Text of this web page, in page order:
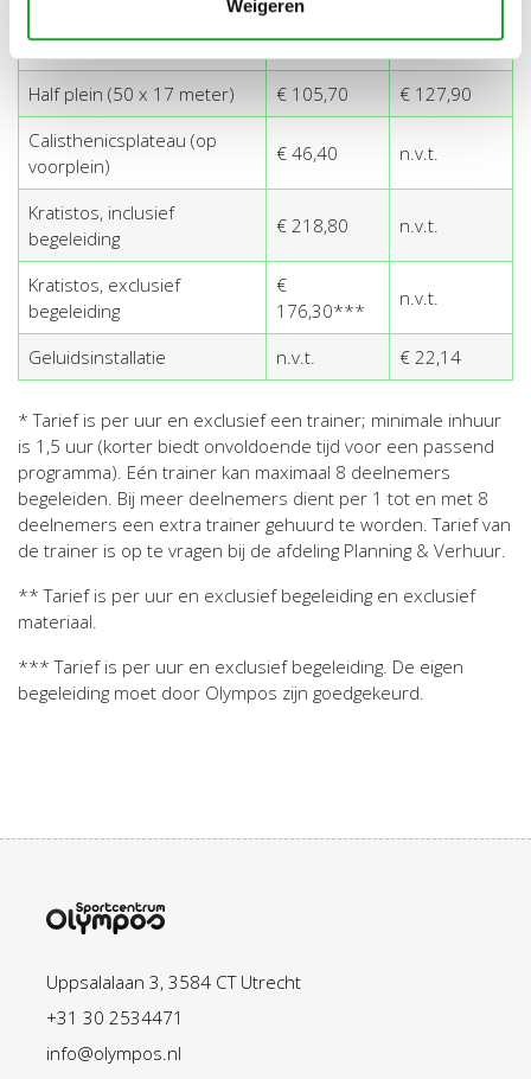
Weigeren
Kalymnos klimwand € 54,40**
n.v.t.
Half plein (50 x 17 meter)
€ 105,70
€ 127,90
Calisthenicsplateau (op
voorplein)
€ 46,40 n.v.t.
Kratistos, inclusief
begeleiding
€ 218,80 n.v.t.
Kratistos, exclusief
begeleiding
€
176,30***
n.v.t.
Geluidsinstallatie n.v.t. € 22,14
* Tarief is per uur en exclusief een trainer; minimale inhuur
is 1,5 uur (korter biedt onvoldoende tijd voor een passend
programma). Eén trainer kan maximaal 8 deelnemers
begeleiden. Bij meer deelnemers dient per 1 tot en met 8
deelnemers een extra trainer gehuurd te worden. Tarief van
de trainer is op te vragen bij de afdeling Planning & Verhuur.
** Tarief is per uur en exclusief begeleiding en exclusief
materiaal.
*** Tarief is per uur en exclusief begeleiding. De eigen
begeleiding moet door Olympos zijn goedgekeurd.
Uppsalalaan 3, 3584 CT Utrecht
+31 30 2534471
info@olympos.nl